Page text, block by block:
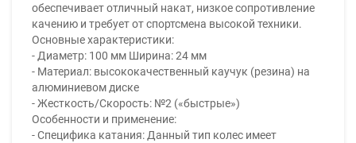
обеспечивает отличный накат, низкое сопротивление
качению и требует от спортсмена высокой техники.
Основные характеристики:
- Диаметр: 100 мм Ширина: 24 мм
- Материал: высококачественный каучук (резина) на
алюминиевом диске
- Жесткость/Скорость: №2 («быстрые»)
Особенности и применение:
- Специфика катания: Данный тип колес имеет